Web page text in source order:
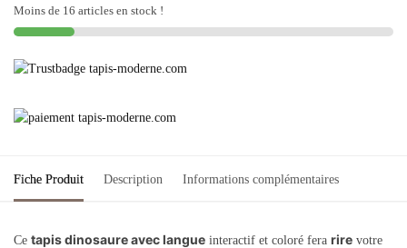
langue
Moins de 16 articles en stock !
Fiche Produit Description Informations complémentaires
Ce tapis dinosaure avec langue interactif et coloré fera rire votre